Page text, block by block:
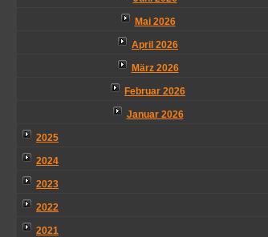
Mai 2026
April 2026
März 2026
Februar 2026
Januar 2026
2025
2024
2023
2022
2021